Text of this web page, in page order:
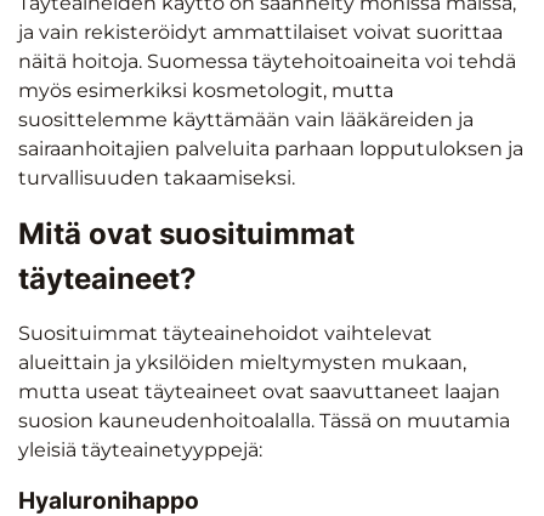
ja vain rekisteröidyt ammattilaiset voivat suorittaa
näitä hoitoja. Suomessa täytehoitoaineita voi tehdä
myös esimerkiksi kosmetologit, mutta
suosittelemme käyttämään vain lääkäreiden ja
sairaanhoitajien palveluita parhaan lopputuloksen ja
turvallisuuden takaamiseksi.
Mitä ovat suosituimmat
täyteaineet?
Suosituimmat täyteainehoidot vaihtelevat
alueittain ja yksilöiden mieltymysten mukaan,
mutta useat täyteaineet ovat saavuttaneet laajan
suosion kauneudenhoitoalalla. Tässä on muutamia
yleisiä täyteainetyyppejä:
Hyaluronihappo